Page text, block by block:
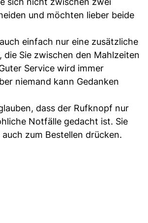
und möchten lieber beide
einfach nur eine zusätzliche
die Sie zwischen den Mahlzeiten
Service wird immer
niemand kann Gedanken
dass der Rufknopf nur
Notfälle gedacht ist. Sie
zum Bestellen drücken.